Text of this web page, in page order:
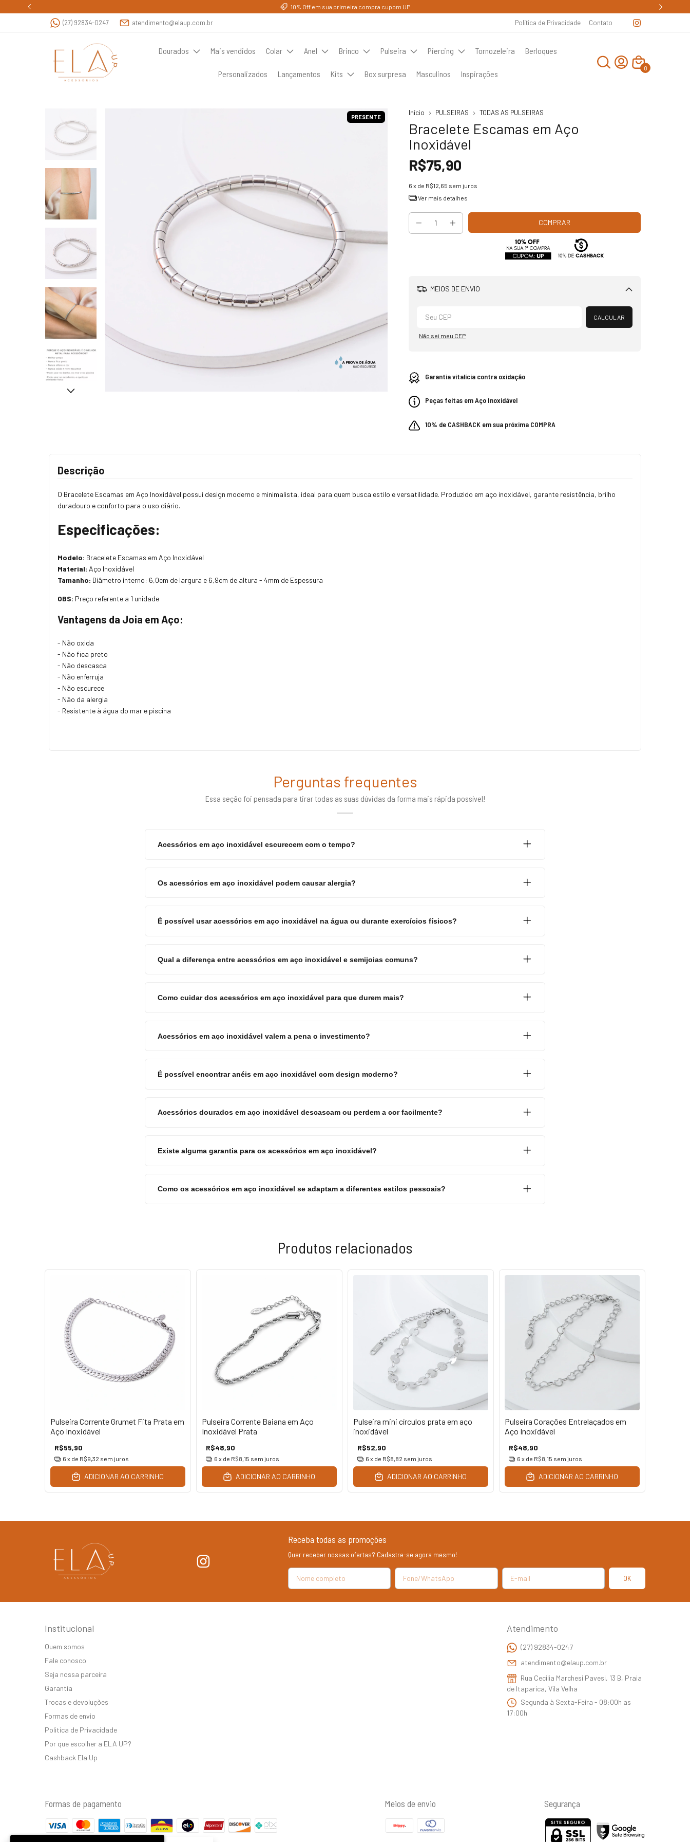
10% Off em sua primeira compra cupom UP
(27) 92834-0247 atendimento@elaup.com.br Política de Privacidade Contato
Dourados Mais vendidos Colar Anel Brinco Pulseira Piercing Tornozeleira Berloques
Personalizados Lançamentos Kits Box surpresa Masculinos Inspirações
0
PRESENTE
Início PULSEIRAS TODAS AS PULSEIRAS
Bracelete Escamas em Aço
Inoxidável
R$75,90
6 x de R$12,65 sem juros
Ver mais detalhes
MEIOS DE ENVIO
Alterar CEP
CALCULAR
Não sei meu CEP
Garantia vitalícia contra oxidação
Peças feitas em Aço Inoxidável
10% de CASHBACK em sua próxima COMPRA
Descrição
O Bracelete Escamas em Aço Inoxidável possui design moderno e minimalista, ideal para quem busca estilo e versatilidade. Produzido em aço inoxidável, garante resistência, brilho
duradouro e conforto para o uso diário.
Especificações:
Modelo: Bracelete Escamas em Aço Inoxidável
Material: Aço Inoxidável
Tamanho: Diâmetro interno: 6,0cm de largura e 6,9cm de altura - 4mm de Espessura
OBS: Preço referente a 1 unidade
Vantagens da Joia em Aço:
- Não oxida
- Não fica preto
- Não descasca
- Não enferruja
- Não escurece
- Não da alergia
- Resistente à água do mar e piscina
Perguntas frequentes
Essa seção foi pensada para tirar todas as suas dúvidas da forma mais rápida possível!
Acessórios em aço inoxidável escurecem com o tempo?
Os acessórios em aço inoxidável podem causar alergia?
É possível usar acessórios em aço inoxidável na água ou durante exercícios físicos?
Qual a diferença entre acessórios em aço inoxidável e semijoias comuns?
Como cuidar dos acessórios em aço inoxidável para que durem mais?
Acessórios em aço inoxidável valem a pena o investimento?
É possível encontrar anéis em aço inoxidável com design moderno?
Acessórios dourados em aço inoxidável descascam ou perdem a cor facilmente?
Existe alguma garantia para os acessórios em aço inoxidável?
Como os acessórios em aço inoxidável se adaptam a diferentes estilos pessoais?
Produtos relacionados
Pulseira Corrente Grumet Fita Prata em
Aço Inoxidável
R$55,90
6 x de R$9,32 sem juros
ADICIONAR AO CARRINHO
Pulseira Corrente Baiana em Aço
Inoxidável Prata
R$48,90
6 x de R$8,15 sem juros
ADICIONAR AO CARRINHO
Pulseira mini círculos prata em aço
inoxidável
R$52,90
6 x de R$8,82 sem juros
ADICIONAR AO CARRINHO
Pulseira Corações Entrelaçados em
Aço Inoxidável
R$48,90
6 x de R$8,15 sem juros
ADICIONAR AO CARRINHO
Receba todas as promoções
Quer receber nossas ofertas? Cadastre-se agora mesmo!
Institucional
Quem somos
Fale conosco
Seja nossa parceira
Garantia
Trocas e devoluções
Formas de envio
Politica de Privacidade
Por que escolher a ELA UP?
Cashback Ela Up
Atendimento
(27) 92834-0247
atendimento@elaup.com.br
Rua Cecilia Marchesi Pavesi, 13 B, Praia
de Itaparica, Vila Velha
Segunda à Sexta-Feira - 08:00h as
17:00h
Formas de pagamento Meios de envio Segurança